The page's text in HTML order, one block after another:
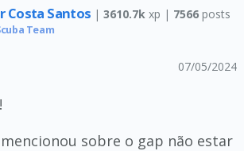
Costa Santos | 3610.7k xp | 7566posts
Team
07/05/2024
mencionou sobre o gap não estar